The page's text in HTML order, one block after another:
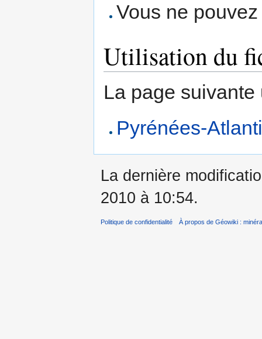
Vous ne
Utilisation du
La page
Pyrénées-
La dernière
2010 à 10:54.
Politique de confidentialité À propos de Géowiki :